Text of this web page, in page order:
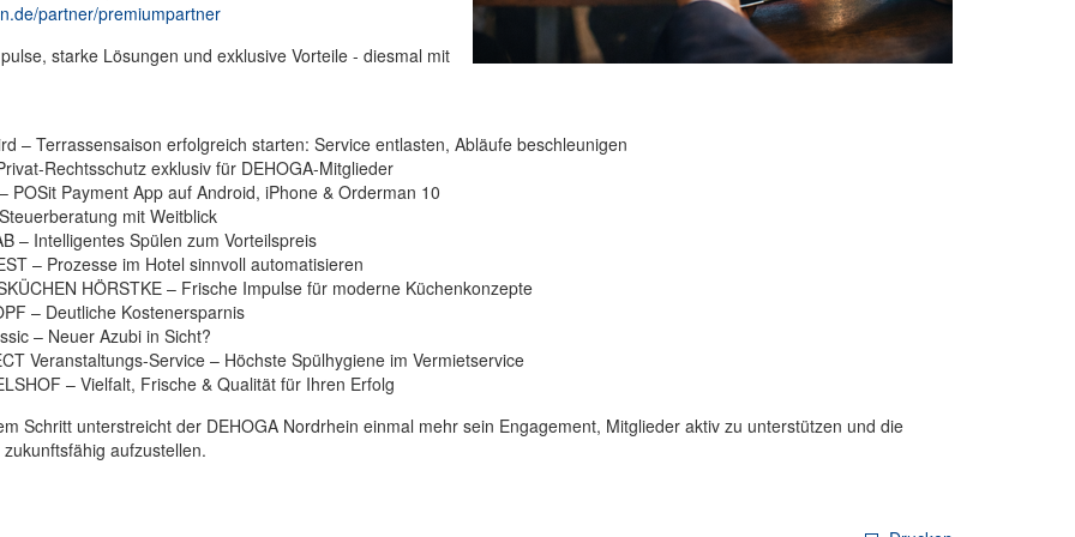
partner/premiumpartner
starke Lösungen und exklusive Vorteile - diesmal mit
– Terrassensaison erfolgreich starten: Service entlasten, Abläufe beschleunigen
Rechtsschutz exklusiv für DEHOGA-Mitglieder
POSit Payment App auf Android, iPhone & Orderman 10
mit Weitblick
– Intelligentes Spülen zum Vorteilspreis
– Prozesse im Hotel sinnvoll automatisieren
HÖRSTKE – Frische Impulse für moderne Küchenkonzepte
– Deutliche Kostenersparnis
– Neuer Azubi in Sicht?
Veranstaltungs-Service – Höchste Spülhygiene im Vermietservice
– Vielfalt, Frische & Qualität für Ihren Erfolg
Schritt unterstreicht der DEHOGA Nordrhein einmal mehr sein Engagement, Mitglieder aktiv zu unterstützen und die
aufzustellen.